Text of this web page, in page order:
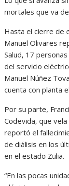
mortales que va
Hasta el cierre de
Manuel Olivares
Salud, 17
del servicio
Manuel Núñez
cuenta con planta
Por su parte,
Codevida, que
reportó el
de diálisis en los
en el estado Zulia.
“En las pocas